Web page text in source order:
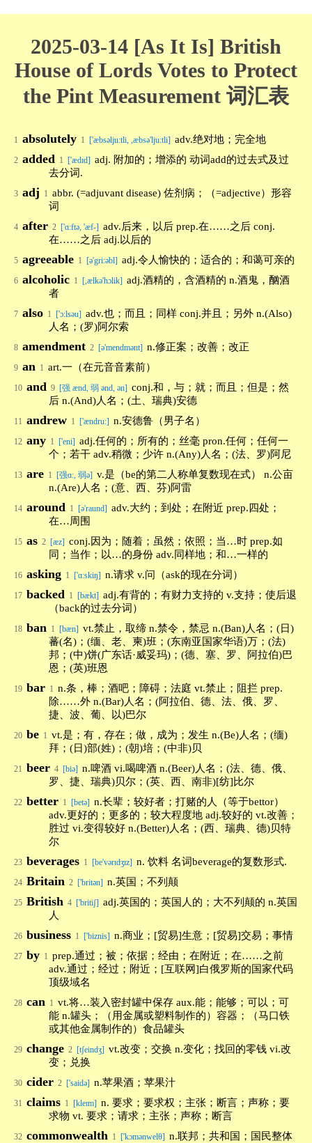
2025-03-14 [As It Is] British
House of Lords Votes to Protect
the Pint Measurement 词汇表
1 absolutely 1 ['æbsəlju:tli, ,æbsə'lju:tli] adv.绝对地；完全地
2 added 1 ['ædɪd] adj. 附加的；增添的 动词add的过去式及过
去分词.
3 adj 1 abbr. (=adjuvant disease) 佐剂病；（=adjective）形容
词
4 after 2 ['ɑ:ftə, 'æf-] adv.后来，以后 prep.在……之后 conj.
在……之后 adj.以后的
5 agreeable 1 [ə'gri:əbl] adj.令人愉快的；适合的；和蔼可亲的
6 alcoholic 1 [,ælkə'hɔlik] adj.酒精的，含酒精的 n.酒鬼，酗酒
者
7 also 1 ['ɔ:lsəu] adv.也；而且；同样 conj.并且；另外 n.(Also)
人名；(罗)阿尔索
8 amendment 2 [ə'mendmənt] n.修正案；改善；改正
9 an 1 art.一（在元音音素前）
10 and 9 [强 ænd, 弱 ənd, ən] conj.和，与；就；而且；但是；然
后 n.(And)人名；(土、瑞典)安德
11 andrew 1 ['ændru:] n.安德鲁（男子名）
12 any 1 ['eni] adj.任何的；所有的；丝毫 pron.任何；任何一
个；若干 adv.稍微；少许 n.(Any)人名；(法、罗)阿尼
13 are 1 [强ɑ:, 弱ə] v.是（be的第二人称单复数现在式） n.公亩
n.(Are)人名；(意、西、芬)阿雷
14 around 1 [ə'raund] adv.大约；到处；在附近 prep.四处；
在…周围
15 as 2 [æz] conj.因为；随着；虽然；依照；当…时 prep.如
同；当作；以…的身份 adv.同样地；和…一样的
16 asking 1 ['ɑ:skiŋ] n.请求 v.问（ask的现在分词）
17 backed 1 [bækt] adj.有背的；有财力支持的 v.支持；使后退
（back的过去分词）
18 ban 1 [bæn] vt.禁止，取缔 n.禁令，禁忌 n.(Ban)人名；(日)
蕃(名)；(缅、老、柬)班；(东南亚国家华语)万；(法)
邦；(中)饼(广东话·威妥玛)；(德、塞、罗、阿拉伯)巴
恩；(英)班恩
19 bar 1 n.条，棒；酒吧；障碍；法庭 vt.禁止；阻拦 prep.
除……外 n.(Bar)人名；(阿拉伯、德、法、俄、罗、
捷、波、葡、以)巴尔
20 be 1 vt.是；有，存在；做，成为；发生 n.(Be)人名；(缅)
拜；(日)部(姓)；(朝)培；(中非)贝
21 beer 4 [biə] n.啤酒 vi.喝啤酒 n.(Beer)人名；(法、德、俄、
罗、捷、瑞典)贝尔；(英、西、南非)[纺]比尔
22 better 1 [betə] n.长辈；较好者；打赌的人（等于bettor）
adv.更好的；更多的；较大程度地 adj.较好的 vt.改善；
胜过 vi.变得较好 n.(Better)人名；(西、瑞典、德)贝特
尔
23 beverages 1 [be'vərɪdʒɪz] n. 饮料 名词beverage的复数形式.
24 Britain 2 ['britən] n.英国；不列颠
25 British 4 ['britiʃ] adj.英国的；英国人的；大不列颠的 n.英国
人
26 business 1 ['biznis] n.商业；[贸易]生意；[贸易]交易；事情
27 by 1 prep.通过；被；依据；经由；在附近；在……之前
adv.通过；经过；附近；[互联网]白俄罗斯的国家代码
顶级域名
28 can 1 vt.将…装入密封罐中保存 aux.能；能够；可以；可
能 n.罐头；（用金属或塑料制作的）容器；（马口铁
或其他金属制作的）食品罐头
29 change 2 [tʃeindʒ] vt.改变；交换 n.变化；找回的零钱 vi.改
变；兑换
30 cider 2 ['saidə] n.苹果酒；苹果汁
31 claims 1 [kleɪm] n. 要求；要求权；主张；断言；声称；要
求物 vt. 要求；请求；主张；声称；断言
32 commonwealth 1 ['kɔmənwelθ] n.联邦；共和国；国民整体